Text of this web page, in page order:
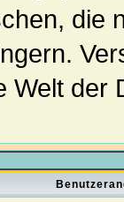
die
Welt der